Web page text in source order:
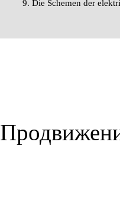
9. Die Schemen der